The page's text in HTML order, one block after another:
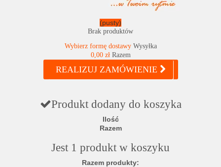
(pusty)
Brak produktów
Wybierz formę dostawy Wysyłka
0,00 zł Razem
REALIZUJ ZAMÓWIENIE
Produkt dodany do koszyka
Ilość
Razem
Jest 1 produkt w koszyku
Razem produkty: